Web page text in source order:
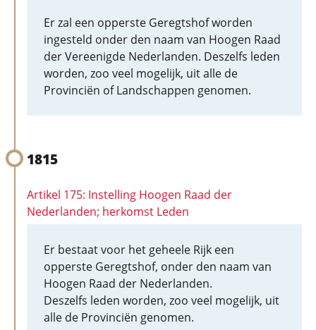
Er zal een opperste Geregtshof worden
ingesteld onder den naam van Hoogen Raad
der Vereenigde Nederlanden. Deszelfs leden
worden, zoo veel mogelijk, uit alle de
Provinciën of Landschappen genomen.
1815
Artikel 175: Instelling Hoogen Raad der
Nederlanden; herkomst Leden
Er bestaat voor het geheele Rijk een
opperste Geregtshof, onder den naam van
Hoogen Raad der Nederlanden.
Deszelfs leden worden, zoo veel mogelijk, uit
alle de Provinciën genomen.